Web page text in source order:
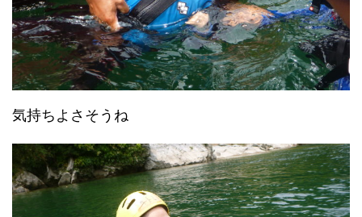
気持ちよさそうね